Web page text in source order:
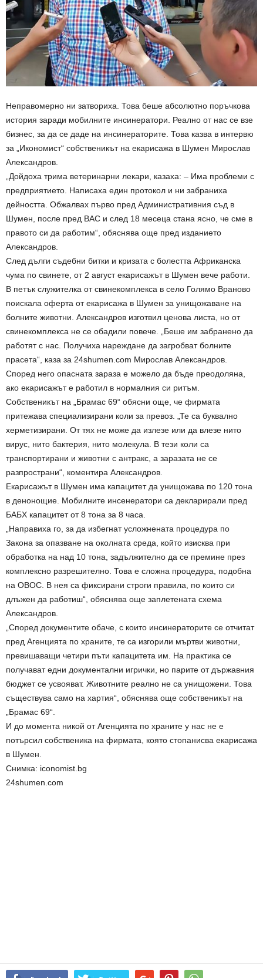
Неправомерно ни затвориха. Това беше абсолютно поръчкова
история заради мобилните инсинератори. Реално от нас се взе
бизнес, за да се даде на инсинераторите. Това казва в интервю
за „Икономист“ собственикът на екарисажа в Шумен Мирослав
Александров.
„Дойдоха трима ветеринарни лекари, казаха: – Има проблеми с
предприятието. Написаха един протокол и ни забраниха
дейността. Обжалвах първо пред Административния съд в
Шумен, после пред ВАС и след 18 месеца стана ясно, че сме в
правото си да работим“, обяснява още пред изданието
Александров.
След дълги съдебни битки и кризата с болестта Африканска
чума по свинете, от 2 август екарисажът в Шумен вече работи.
В петък служителка от свинекомплекса в село Голямо Враново
поискала оферта от екарисажа в Шумен за унищожаване на
болните животни. Александров изготвил ценова листа, но от
свинекомплекса не се обадили повече. „Беше им забранено да
работят с нас. Получиха нареждане да загробват болните
прасета“, каза за 24shumen.com Мирослав Александров.
Според него опасната зараза е можело да бъде преодоляна,
ако екарисажът е работил в нормалния си ритъм.
Собственикът на „Брамас 69“ обясни още, че фирмата
притежава специализирани коли за превоз. „Те са буквално
херметизирани. От тях не може да излезе или да влезе нито
вирус, нито бактерия, нито молекула. В тези коли са
транспортирани и животни с антракс, а заразата не се
разпространи“, коментира Александров.
Екарисажът в Шумен има капацитет да унищожава по 120 тона
в денонощие. Мобилните инсенератори са декларирали пред
БАБХ капацитет от 8 тона за 8 часа.
„Направиха го, за да избегнат усложнената процедура по
Закона за опазване на околната среда, който изисква при
обработка на над 10 тона, задължително да се премине през
комплексно разрешително. Това е сложна процедура, подобна
на ОВОС. В нея са фиксирани строги правила, по които си
длъжен да работиш“, обяснява още заплетената схема
Александров.
„Според документите обаче, с които инсинераторите се отчитат
пред Агенцията по храните, те са изгорили мъртви животни,
превишаващи четири пъти капацитета им. На практика се
получават едни документални игрички, но парите от държавния
бюджет се усвояват. Животните реално не са унищожени. Това
съществува само на хартия“, обяснява още собственикът на
„Брамас 69“.
И до момента никой от Агенцията по храните у нас не е
потърсил собственика на фирмата, която стопанисва екарисажа
в Шумен.
Снимка: iconomist.bg
24shumen.com